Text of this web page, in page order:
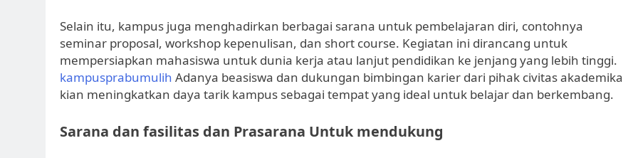
Selain itu, kampus juga menghadirkan berbagai sarana untuk pembelajaran diri, contohnya
seminar proposal, workshop kepenulisan, dan short course. Kegiatan ini dirancang untuk
mempersiapkan mahasiswa untuk dunia kerja atau lanjut pendidikan ke jenjang yang lebih tinggi.
kampusprabumulih Adanya beasiswa dan dukungan bimbingan karier dari pihak civitas akademika
kian meningkatkan daya tarik kampus sebagai tempat yang ideal untuk belajar dan berkembang.
Sarana dan fasilitas dan Prasarana Untuk mendukung